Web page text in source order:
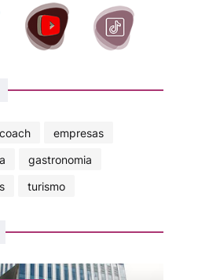
coach
empresas
gastronomia
turismo